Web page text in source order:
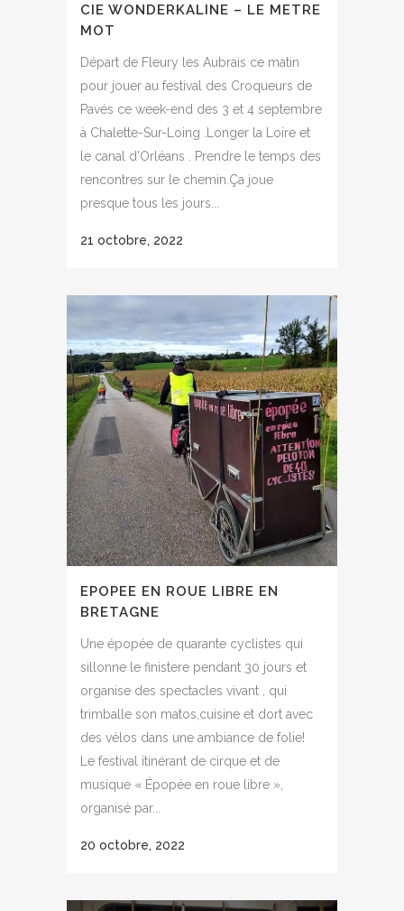
CIE WONDERKALINE – LE METRE
MOT
Départ de Fleury les Aubrais ce matin
pour jouer au festival des Croqueurs de
Pavés ce week-end des 3 et 4 septembre
à Chalette-Sur-Loing .Longer la Loire et
le canal d’Orléans . Prendre le temps des
rencontres sur le chemin.Ça joue
presque tous les jours...
21 octobre, 2022
EPOPEE EN ROUE LIBRE EN
BRETAGNE
Une épopée de quarante cyclistes qui
sillonne le finistere pendant 30 jours et
organise des spectacles vivant , qui
trimballe son matos,cuisine et dort avec
des vélos dans une ambiance de folie!
Le festival itinérant de cirque et de
musique « Épopée en roue libre »,
organisé par...
20 octobre, 2022